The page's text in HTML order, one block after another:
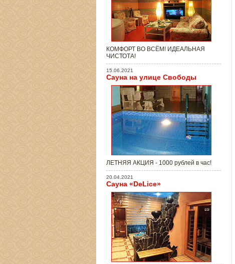
КОМФОРТ ВО ВСЁМ! ИДЕАЛЬНАЯ
ЧИСТОТА!
15.06.2021
Сауна на улице Свободы
ЛЕТНЯЯ АКЦИЯ - 1000 рублей в час!
20.04.2021
Сауна «DeLice»